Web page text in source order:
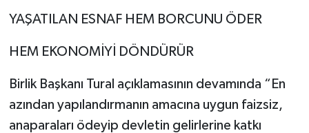
YAŞATILAN ESNAF HEM BORCUNU ÖDER
HEM EKONOMİYİ DÖNDÜRÜR
Birlik Başkanı Tural açıklamasının devamında “En
azından yapılandırmanın amacına uygun faizsiz,
anaparaları ödeyip devletin gelirlerine katkı